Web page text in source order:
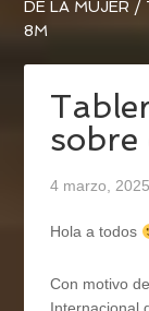
DE LA MUJER /
8M
sobre
4 marzo, 2025
Hola a todos
Con motivo